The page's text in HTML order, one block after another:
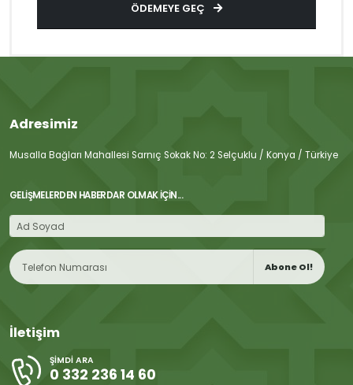
ÖDEMEYE GEÇ
Adresimiz
Musalla Bağları Mahallesi Sarnıç Sokak No: 2 Selçuklu / Konya / Türkiye
GELIŞMELERDEN HABERDAR OLMAK İÇIN...
Abone Ol!
İletişim
ŞIMDI ARA
0 332 236 14 60